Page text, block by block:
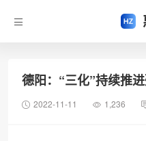
德阳：“三化”持续推
2022-11-11 1,236